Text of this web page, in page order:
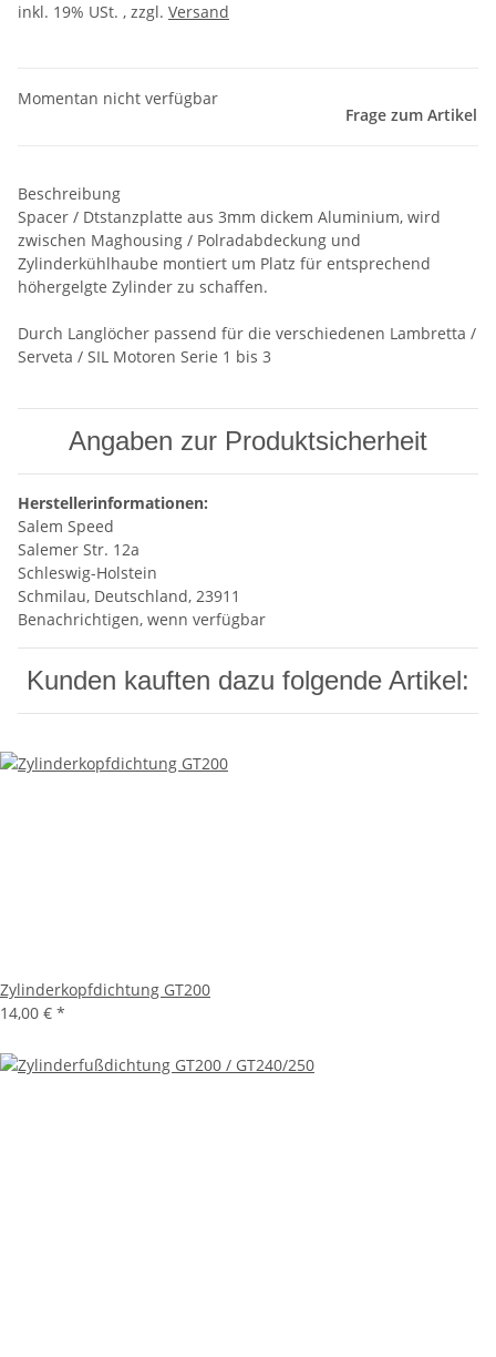
inkl. 19% USt. , zzgl. Versand
Momentan nicht verfügbar
Frage zum Artikel
Beschreibung
Spacer / Dtstanzplatte aus 3mm dickem Aluminium, wird
zwischen Maghousing / Polradabdeckung und
Zylinderkühlhaube montiert um Platz für entsprechend
höhergelgte Zylinder zu schaffen.
Durch Langlöcher passend für die verschiedenen Lambretta /
Serveta / SIL Motoren Serie 1 bis 3
Angaben zur Produktsicherheit
Herstellerinformationen:
Salem Speed
Salemer Str. 12a
Schleswig-Holstein
Schmilau, Deutschland, 23911
Benachrichtigen, wenn verfügbar
Kunden kauften dazu folgende Artikel:
Zylinderkopfdichtung GT200
14,00 € *